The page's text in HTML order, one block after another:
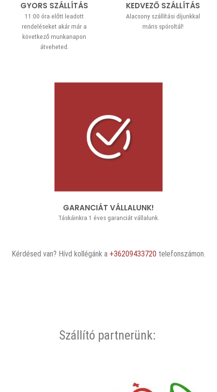
GYORS SZÁLLÍTÁS
11:00 óra előtt leadott
rendeléseket akár már a
következő munkanapon
átveheted.
KEDVEZŐ SZÁLLÍTÁS
Alacsony szállítási díjunkkal
máris spóroltál!
GARANCIÁT VÁLLALUNK!
Táskáinkra 1 éves garanciát vállalunk.
Kérdésed van? Hívd kollégánk a +36209433720 telefonszámon.
Szállító partnerünk: